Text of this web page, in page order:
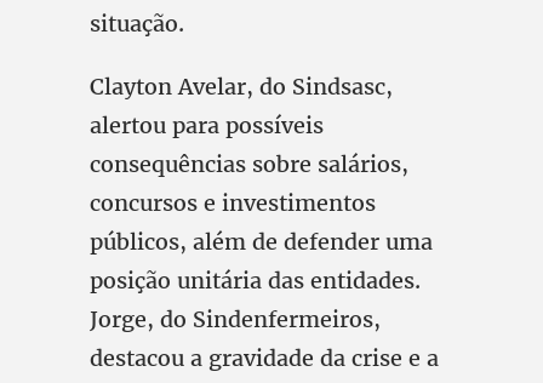
situação.
Clayton Avelar, do Sindsasc,
alertou para possíveis
consequências sobre salários,
concursos e investimentos
públicos, além de defender uma
posição unitária das entidades.
Jorge, do Sindenfermeiros,
destacou a gravidade da crise e a